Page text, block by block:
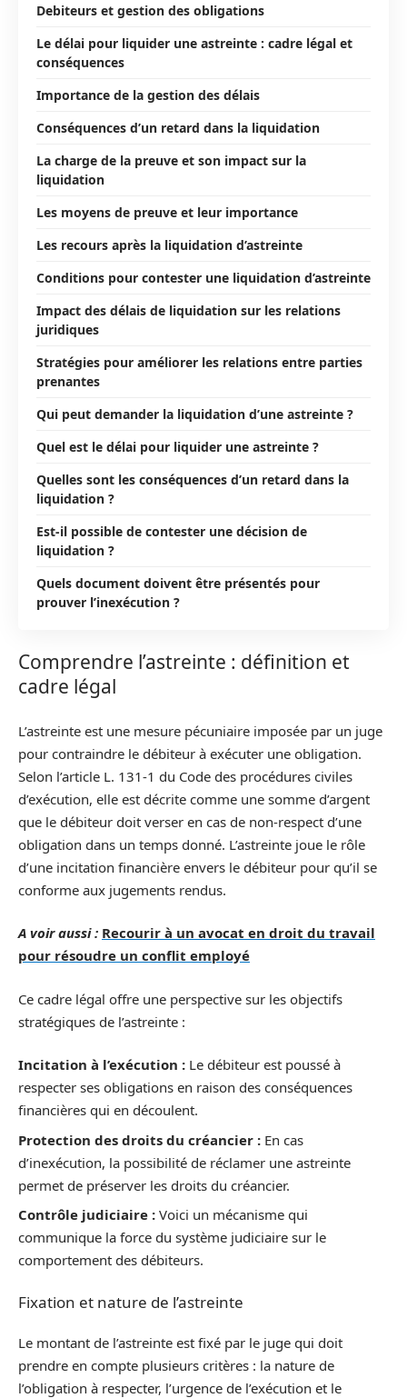
Debiteurs et gestion des obligations
Le délai pour liquider une astreinte : cadre légal et
conséquences
Importance de la gestion des délais
Conséquences d’un retard dans la liquidation
La charge de la preuve et son impact sur la
liquidation
Les moyens de preuve et leur importance
Les recours après la liquidation d’astreinte
Conditions pour contester une liquidation d’astreinte
Impact des délais de liquidation sur les relations
juridiques
Stratégies pour améliorer les relations entre parties
prenantes
Qui peut demander la liquidation d’une astreinte ?
Quel est le délai pour liquider une astreinte ?
Quelles sont les conséquences d’un retard dans la
liquidation ?
Est-il possible de contester une décision de
liquidation ?
Quels document doivent être présentés pour
prouver l’inexécution ?
Comprendre l’astreinte : définition et
cadre légal
L’astreinte est une mesure pécuniaire imposée par un juge
pour contraindre le débiteur à exécuter une obligation.
Selon l’article L. 131-1 du Code des procédures civiles
d’exécution, elle est décrite comme une somme d’argent
que le débiteur doit verser en cas de non-respect d’une
obligation dans un temps donné. L’astreinte joue le rôle
d’une incitation financière envers le débiteur pour qu’il se
conforme aux jugements rendus.
A voir aussi : Recourir à un avocat en droit du travail
pour résoudre un conflit employé
Ce cadre légal offre une perspective sur les objectifs
stratégiques de l’astreinte :
Incitation à l’exécution : Le débiteur est poussé à
respecter ses obligations en raison des conséquences
financières qui en découlent.
Protection des droits du créancier : En cas
d’inexécution, la possibilité de réclamer une astreinte
permet de préserver les droits du créancier.
Contrôle judiciaire : Voici un mécanisme qui
communique la force du système judiciaire sur le
comportement des débiteurs.
Fixation et nature de l’astreinte
Le montant de l’astreinte est fixé par le juge qui doit
prendre en compte plusieurs critères : la nature de
l’obligation à respecter, l’urgence de l’exécution et le